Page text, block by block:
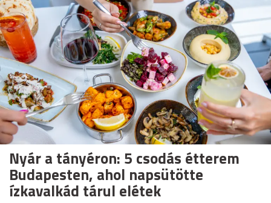
Nyár a tányéron: 5 csodás étterem
Budapesten, ahol napsütötte
ízkavalkád tárul elétek